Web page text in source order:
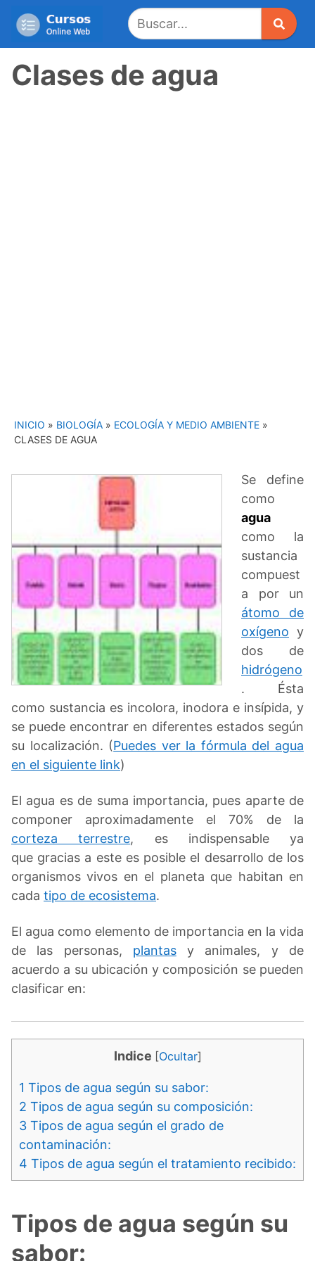
Clases de agua
INICIO » BIOLOGÍA » ECOLOGÍA Y MEDIO AMBIENTE »
CLASES DE AGUA
Se define
como
agua
como la
sustancia
compuest
a por un
átomo de
oxígeno y
dos de
hidrógeno
. Ésta
como sustancia es incolora, inodora e insípida, y
se puede encontrar en diferentes estados según
su localización. (Puedes ver la fórmula del agua
en el siguiente link)
El agua es de suma importancia, pues aparte de
componer aproximadamente el 70% de la
corteza terrestre, es indispensable ya
que gracias a este es posible el desarrollo de los
organismos vivos en el planeta que habitan en
cada tipo de ecosistema.
El agua como elemento de importancia en la vida
de las personas, plantasy animales, y de
acuerdo a su ubicación y composición se pueden
clasificar en:
Indice [Ocultar]
1 Tipos de agua según su sabor:
2 Tipos de agua según su composición:
3 Tipos de agua según el grado de
contaminación:
4 Tipos de agua según el tratamiento recibido:
Tipos de agua según su
sabor: